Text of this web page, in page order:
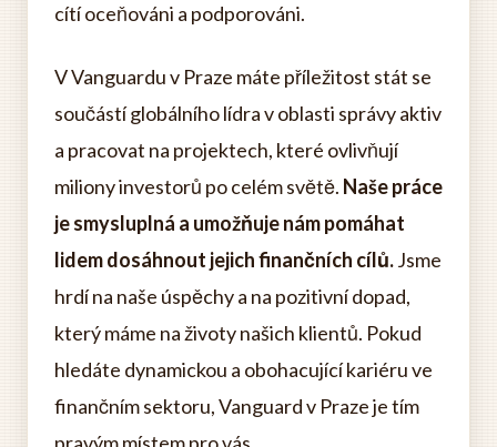
cítí oceňováni a podporováni.
V Vanguardu v Praze máte příležitost stát se
součástí globálního lídra v oblasti správy aktiv
a pracovat na projektech, které ovlivňují
miliony investorů po celém světě. Naše práce
je smysluplná a umožňuje nám pomáhat
lidem dosáhnout jejich finančních cílů.Jsme
hrdí na naše úspěchy a na pozitivní dopad,
který máme na životy našich klientů. Pokud
hledáte dynamickou a obohacující kariéru ve
finančním sektoru, Vanguard v Praze je tím